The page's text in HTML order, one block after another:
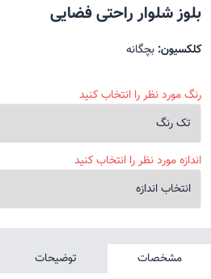
بلوز شلوار راحتی فضایی
کلکسیون: بچگانه
رنگ مورد نظر را انتخاب کنید
اندازه مورد نظر را انتخاب کنید
مشخصات توضیحات